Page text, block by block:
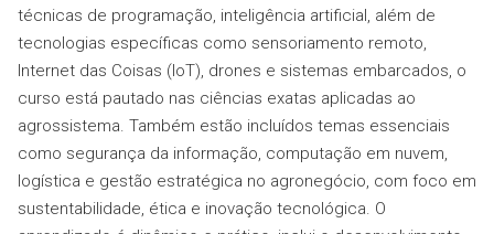
técnicas de programação, inteligência artificial, além de
tecnologias específicas como sensoriamento remoto,
Internet das Coisas (IoT), drones e sistemas embarcados, o
curso está pautado nas ciências exatas aplicadas ao
agrossistema. Também estão incluídos temas essenciais
como segurança da informação, computação em nuvem,
logística e gestão estratégica no agronegócio, com foco em
sustentabilidade, ética e inovação tecnológica. O